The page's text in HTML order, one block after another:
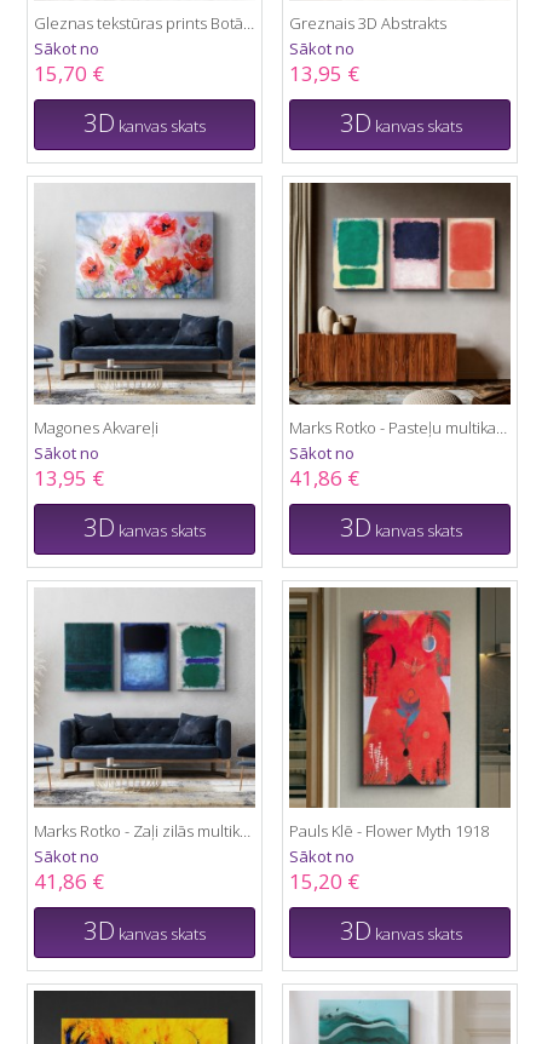
Gleznas tekstūras prints Botānika
Sākot no
15,70 €
3D kanvas skats
Greznais 3D Abstrakts
Sākot no
13,95 €
3D kanvas skats
Magones Akvareļi
Sākot no
13,95 €
3D kanvas skats
Marks Rotko - Pasteļu multikanvas
Sākot no
41,86 €
3D kanvas skats
Marks Rotko - Zaļi zilās multikanvas
Sākot no
41,86 €
3D kanvas skats
Pauls Klē - Flower Myth 1918
Sākot no
15,20 €
3D kanvas skats